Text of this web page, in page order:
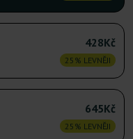
428Kč
25% LEVNĚJI
645Kč
25% LEVNĚJI